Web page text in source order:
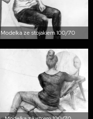
Modelka ze stojakiem 100/70